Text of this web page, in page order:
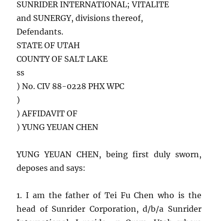
SUNRIDER INTERNATIONAL; VITALITE
and SUNERGY, divisions thereof,
Defendants.
STATE OF UTAH
COUNTY OF SALT LAKE
ss
) No. CIV 88-0228 PHX WPC
)
) AFFIDAVIT OF
) YUNG YEUAN CHEN
YUNG YEUAN CHEN, being first duly sworn,
deposes and says:
1. I am the father of Tei Fu Chen who is the
head of Sunrider Corporation, d/b/a Sunrider